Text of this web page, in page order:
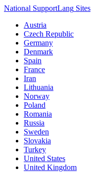
National SupportLang Sites
Austria
Czech Republic
Germany
Denmark
Spain
France
Iran
Lithuania
Norway
Poland
Romania
Russia
Sweden
Slovakia
Turkey
United States
United Kingdom